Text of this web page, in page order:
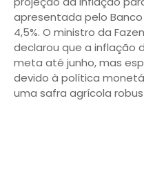
apresentada pelo Banco
4,5%. O ministro da
declarou que a inflação
meta até junho, mas
devido à política
uma safra agrícola